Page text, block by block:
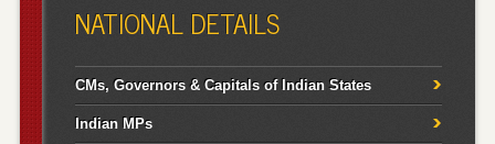
NATIONAL DETAILS
CMs, Governors & Capitals of Indian States
Indian MPs